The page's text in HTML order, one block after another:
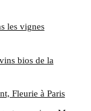
les vignes
bios de la
Fleurie à Paris